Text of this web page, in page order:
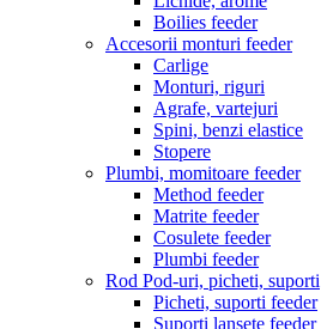
Boilies feeder
Accesorii monturi feeder
Carlige
Monturi, riguri
Agrafe, vartejuri
Spini, benzi elastice
Stopere
Plumbi, momitoare feeder
Method feeder
Matrite feeder
Cosulete feeder
Plumbi feeder
Rod Pod-uri, picheti, suporti
Picheti, suporti feeder
Suporti lansete feeder